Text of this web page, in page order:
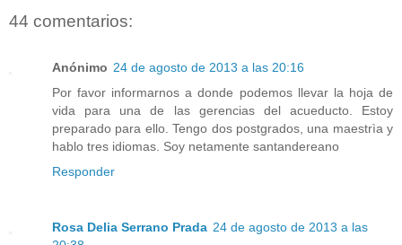
44 comentarios:
Anónimo 24 de agosto de 2013 a las 20:16
Por favor informarnos a donde podemos llevar la hoja de
vida para una de las gerencias del acueducto. Estoy
preparado para ello. Tengo dos postgrados, una maestrìa y
hablo tres idiomas. Soy netamente santandereano
Responder
Rosa Delia Serrano Prada 24 de agosto de 2013 a las